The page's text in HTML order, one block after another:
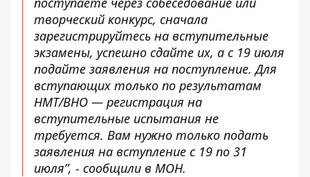
творческий конкурс, сначала
зарегистрируйтесь на вступительные
экзамены, успешно сдайте их, а с 19 июля
подайте заявления на поступление. Для
вступающих только по результатам
НМТ/ВНО — регистрация на
вступительные испытания не
требуется. Вам нужно только подать
заявления на вступление с 19 по 31
июля”, - сообщили в МОН.